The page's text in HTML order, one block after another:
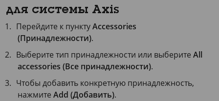
для системы Axis
Перейдите к пунктуAccessories
(Принадлежности).
Выберите тип принадлежности или выберитеAll
accessories (Все принадлежности).
Чтобы добавить конкретную принадлежность,
нажмите Add (Добавить).